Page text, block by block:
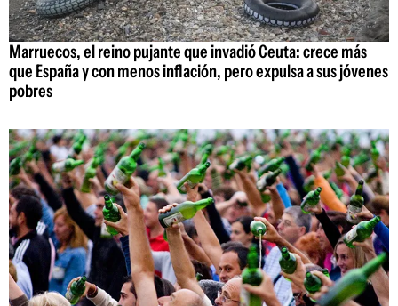
Marruecos, el reino pujante que invadió Ceuta: crece más
que España y con menos inflación, pero expulsa a sus jóvenes
pobres